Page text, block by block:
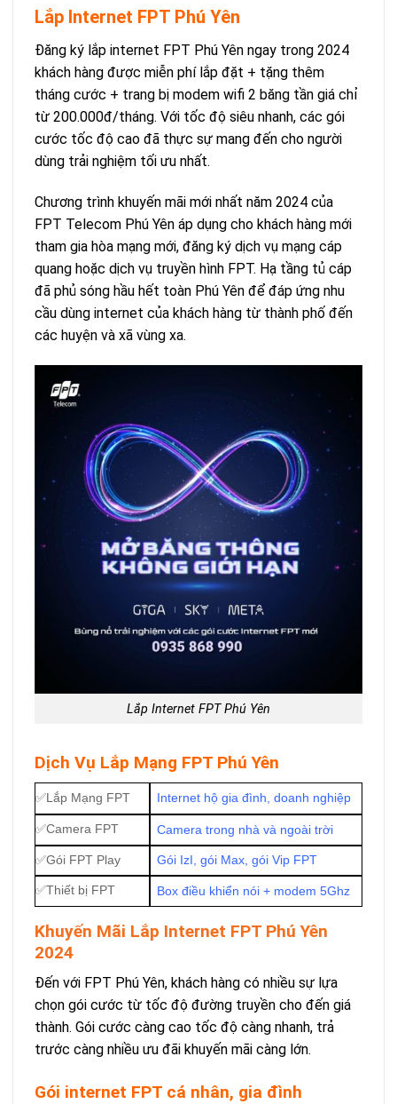
Lắp Internet FPT Phú Yên
Đăng ký lắp internet FPT Phú Yên ngay trong 2024
khách hàng được miễn phí lắp đặt + tặng thêm
tháng cước + trang bị modem wifi 2 băng tần giá chỉ
từ 200.000đ/tháng. Với tốc độ siêu nhanh, các gói
cước tốc độ cao đã thực sự mang đến cho người
dùng trải nghiệm tối ưu nhất.
Chương trình khuyến mãi mới nhất năm 2024 của
FPT Telecom Phú Yên áp dụng cho khách hàng mới
tham gia hòa mạng mới, đăng ký dịch vụ mạng cáp
quang hoặc dịch vụ truyền hình FPT. Hạ tầng tủ cáp
đã phủ sóng hầu hết toàn Phú Yên để đáp ứng nhu
cầu dùng internet của khách hàng từ thành phố đến
các huyện và xã vùng xa.
Lắp Internet FPT Phú Yên
Dịch Vụ Lắp Mạng FPT Phú Yên
✅ Lắp Mạng FPT Internet hộ gia đình, doanh nghiệp
✅Camera FPT Camera trong nhà và ngoài trời
✅Gói FPT Play Gói IzI, gói Max, gói Vip FPT
✅Thiết bị FPT Box điều khiển nói + modem 5Ghz
Khuyến Mãi Lắp Internet FPT Phú Yên
2024
Đến với FPT Phú Yên, khách hàng có nhiều sự lựa
chọn gói cước từ tốc độ đường truyền cho đến giá
thành. Gói cước càng cao tốc độ càng nhanh, trả
trước càng nhiều ưu đãi khuyến mãi càng lớn.
Gói internet FPT cá nhân, gia đình